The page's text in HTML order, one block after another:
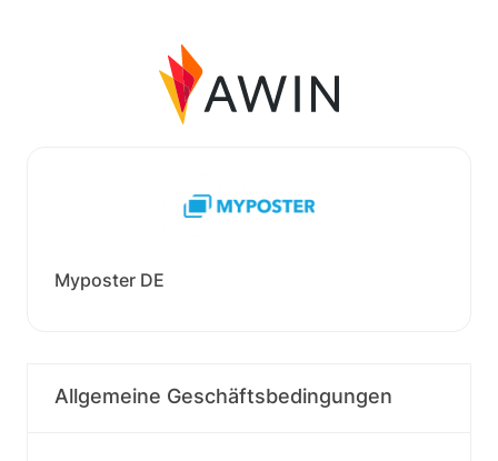
Myposter DE
Allgemeine Geschäftsbedingungen